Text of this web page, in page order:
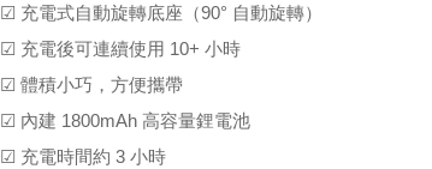
☑ 充電式自動旋轉底座（90° 自動旋轉）
☑ 充電後可連續使用 10+ 小時
☑ 體積小巧，方便攜帶
☑ 內建 1800mAh 高容量鋰電池
☑ 充電時間約 3 小時